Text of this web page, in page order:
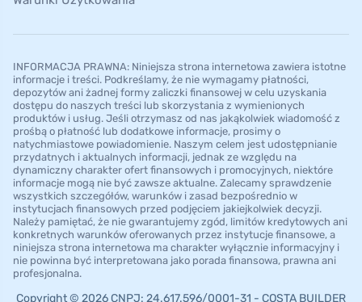
INFORMACJA PRAWNA: Niniejsza strona internetowa zawiera istotne
informacje i treści. Podkreślamy, że nie wymagamy płatności,
depozytów ani żadnej formy zaliczki finansowej w celu uzyskania
dostępu do naszych treści lub skorzystania z wymienionych
produktów i usług. Jeśli otrzymasz od nas jakąkolwiek wiadomość z
prośbą o płatność lub dodatkowe informacje, prosimy o
natychmiastowe powiadomienie. Naszym celem jest udostępnianie
przydatnych i aktualnych informacji, jednak ze względu na
dynamiczny charakter ofert finansowych i promocyjnych, niektóre
informacje mogą nie być zawsze aktualne. Zalecamy sprawdzenie
wszystkich szczegółów, warunków i zasad bezpośrednio w
instytucjach finansowych przed podjęciem jakiejkolwiek decyzji.
Należy pamiętać, że nie gwarantujemy zgód, limitów kredytowych ani
konkretnych warunków oferowanych przez instytucje finansowe, a
niniejsza strona internetowa ma charakter wyłącznie informacyjny i
nie powinna być interpretowana jako porada finansowa, prawna ani
profesjonalna.
Copyright © 2026 CNPJ: 24.617.596/0001-31 - COSTA BUILDER